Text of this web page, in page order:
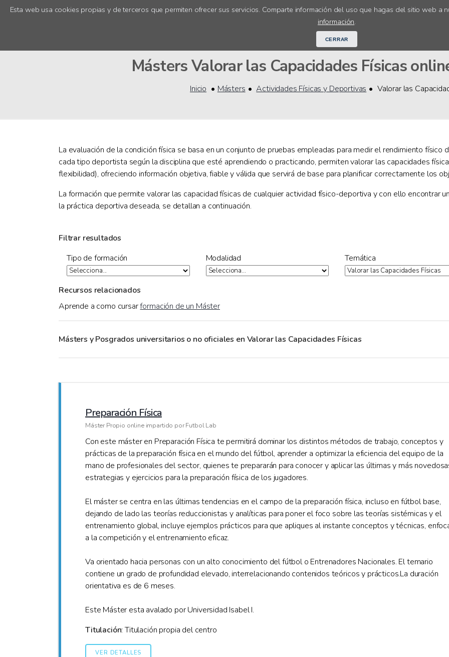
Esta web usa cookies propias y de terceros que permiten ofrecer sus servicios. Comparte información del uso que hagas del sitio web
información.
CERRAR
Cursos online Orientación
Másters Valorar las Capacidades Físicas
Inicio Másters Actividades Físicas y Deportivas Valorar las
La evaluación de la condición física se basa en un conjunto de pruebas empleadas para medir el rendimiento
cada tipo deportista según la disciplina que esté aprendiendo o practicando, permiten valorar las capacidades
flexibilidad), ofreciendo información objetiva, fiable y válida que servirá de base para planificar correctamente los
La formación que permite valorar las capacidad físicas de cualquier actividad físico-deportiva y con ello encontrar
la práctica deportiva deseada, se detallan a continuación.
Filtrar resultados
Tipo de formación
Modalidad Temática
Recursos relacionados
Aprende a como cursarformación de un Máster
Másters y Posgrados universitarios o no oficiales en Valorar las Capacidades Físicas
Preparación Física
Máster Propio online impartido por Futbol Lab
Con este máster en Preparación Física te permitirá dominar los distintos métodos de trabajo, conceptos y
prácticas de la preparación física en el mundo del fútbol, aprender a optimizar la eficiencia del equipo de la
mano de profesionales del sector, quienes te prepararán para conocer y aplicar las últimas y más
estrategias y ejercicios para la preparación física de los jugadores.
El máster se centra en las últimas tendencias en el campo de la preparación física, incluso en fútbol base,
dejando de lado las teorías reduccionistas y analíticas para poner el foco sobre las teorías sistémicas y el
entrenamiento global, incluye ejemplos prácticos para que apliques al instante conceptos y técnicas,
a la competición y el entrenamiento eficaz.
Va orientado hacia personas con un alto conocimiento del fútbol o Entrenadores Nacionales. El temario
contiene un grado de profundidad elevado, interrelacionando contenidos teóricos y prácticos.La duración
orientativa es de 6 meses.
Este Máster esta avalado por Universidad Isabel I.
Titulación: Titulación propia del centro
VER DETALLES